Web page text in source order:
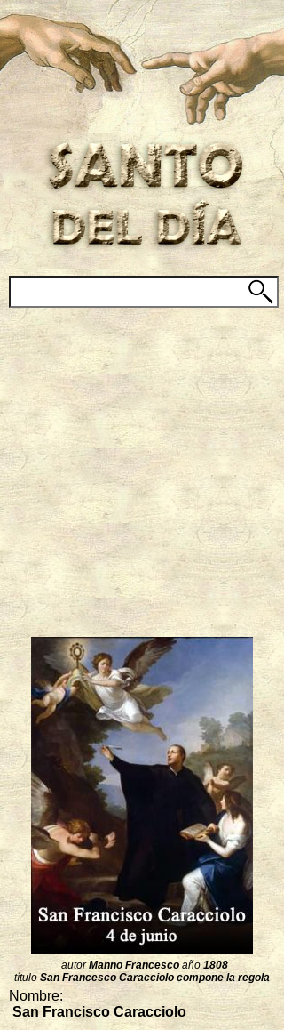
autorManno Francesco año 1808
título San Francesco Caracciolo compone la regola
Nombre:
San Francisco Caracciolo